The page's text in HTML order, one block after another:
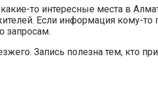
то интересные места в
Если информация
запросам.
Запись полезна тем, кто